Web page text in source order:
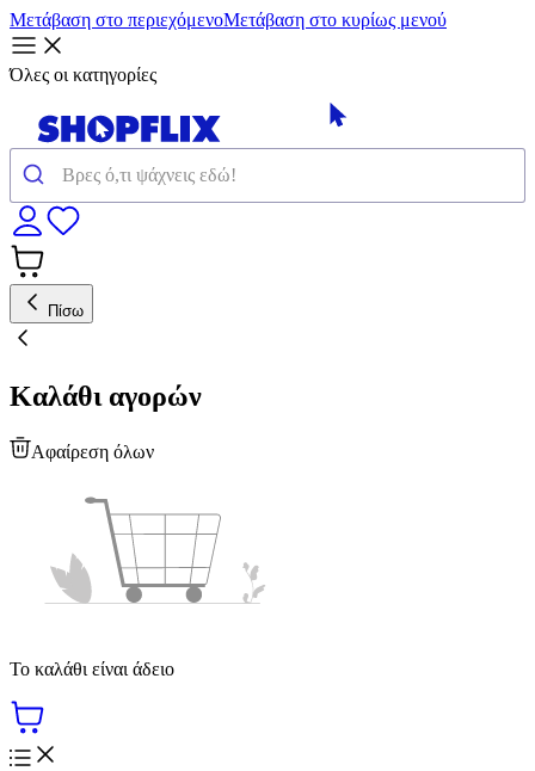
Μετάβαση στο περιεχόμενοΜετάβαση στο κυρίως μενού
Όλες οι κατηγορίες
Πίσω
Καλάθι αγορών
Αφαίρεση όλων
Το καλάθι είναι άδειο